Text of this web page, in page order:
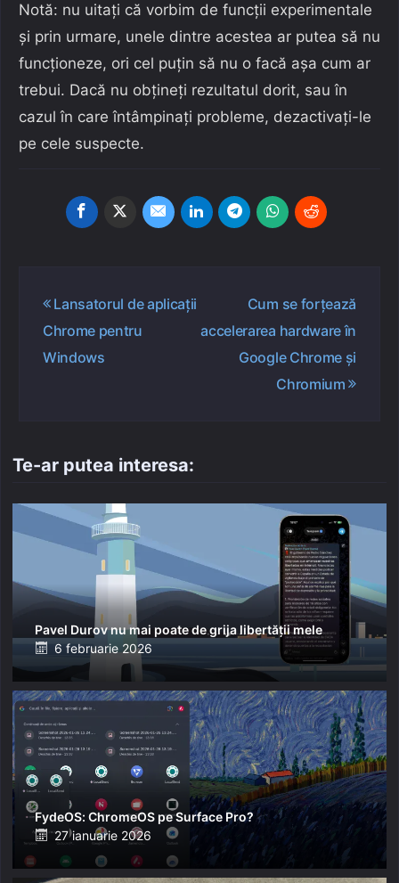
Notă: nu uitați că vorbim de funcții experimentale
și prin urmare, unele dintre acestea ar putea să nu
funcționeze, ori cel puțin să nu o facă așa cum ar
trebui. Dacă nu obțineți rezultatul dorit, sau în
cazul în care întâmpinați probleme, dezactivați-le
pe cele suspecte.
Navigare
articole
Lansatorul de aplicații
Chrome pentru
Windows
Cum se forțează
accelerarea hardware în
Google Chrome și
Chromium
Te-ar putea interesa:
Pavel Durov nu mai poate de grija libertății mele
Posted
on
6 februarie 2026
FydeOS: ChromeOS pe Surface Pro?
Posted
on
27 ianuarie 2026